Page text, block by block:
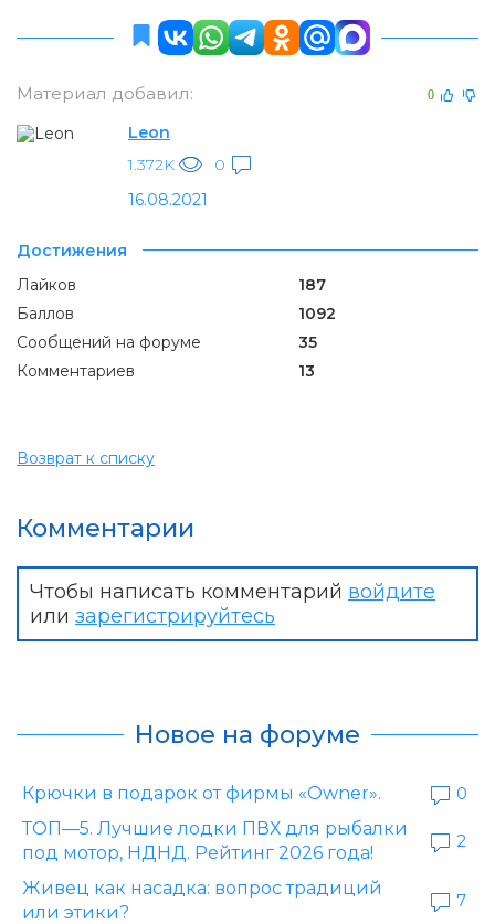
Материал добавил: 0
Leon
1.372K
0
16.08.2021
Достижения
Лайков
187
Баллов
1092
Сообщений на форуме
35
Комментариев
13
Возврат к списку
Комментарии
Чтобы написать комментарий войдите
или зарегистрируйтесь
Новое на форуме
Крючки в подарок от фирмы «Owner».
0
ТОП—5. Лучшие лодки ПВХ для рыбалки
под мотор, НДНД. Рейтинг 2026 года!
2
Живец как насадка: вопрос традиций
или этики?
7